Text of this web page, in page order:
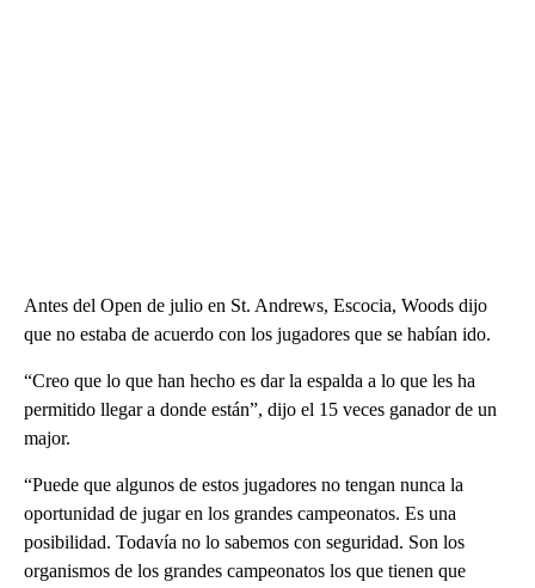
Antes del Open de julio en St. Andrews, Escocia, Woods dijo
que no estaba de acuerdo con los jugadores que se habían ido.
“Creo que lo que han hecho es dar la espalda a lo que les ha
permitido llegar a donde están”, dijo el 15 veces ganador de un
major.
“Puede que algunos de estos jugadores no tengan nunca la
oportunidad de jugar en los grandes campeonatos. Es una
posibilidad. Todavía no lo sabemos con seguridad. Son los
organismos de los grandes campeonatos los que tienen que